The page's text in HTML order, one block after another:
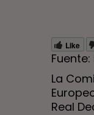
Like
La
Real